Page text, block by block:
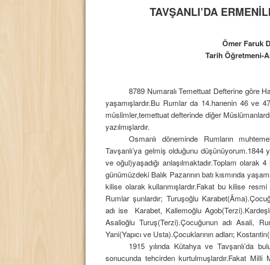
TAVŞANLI’DA
Ömer Faruk
Tarih Öğretmeni-
8789 Numaralı Temettuat Defterine göre
yaşamışlardır.Bu Rumlar da 14.hanenin 46 ve
müslimler,temettuat defterinde diğer
yazılmışlardır.
Osmanlı döneminde Rumların
Tavşanlı’ya gelmiş olduğunu düşünüyorum.1844
ve oğul)yaşadığı anlaşılmaktadır.Toplam
günümüzdeki Balık Pazarının batı kısmında
kilise olarak kullanmışlardır.Fakat bu kilise
Rumlar şunlardır; Turuşoğlu
adı ise
Karabet, Kallemoğlu
Asalioğlu Turuş(Terzi).Çocuğunun adı Asali,
Yani(Yapıcı ve Usta).Çocuklarının adları;
1915 yılında Kütahya ve Tavşanlı’da
sonucunda tehcirden kurtulmuşlardır.Fakat Milli